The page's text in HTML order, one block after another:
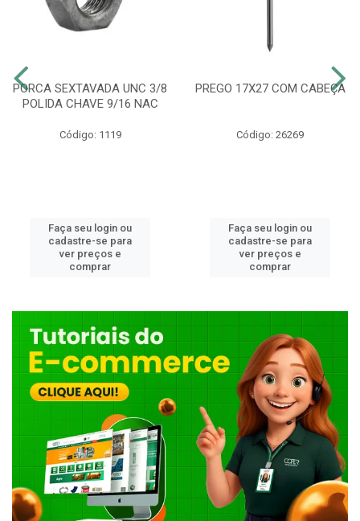
PORCA SEXTAVADA UNC 3/8
POLIDA CHAVE 9/16 NAC
Código: 1119
Faça seu login ou
cadastre-se para
ver preços e
comprar
PREGO 17X27 COM CABEÇA
Código: 26269
Faça seu login ou
cadastre-se para
ver preços e
comprar